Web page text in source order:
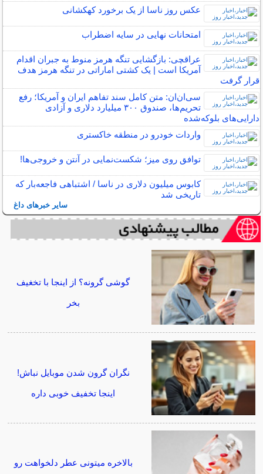
عکس روز ناسا از یک برخورد کهکشانی
امتحانات نهایی در سایه اضطراب
عراقچی: بازگشایی تنگه هرمز منوط به جبران اقدام
آمریکا است | یک کشتی اماراتی در تنگه هرمز هدف
قرار گرفت
سی‌ان‌ان: متن کامل سند تفاهم ایران و آمریکا؛ رفع
تحریم‌ها، صندوق ۳۰۰ میلیارد دلاری و آزادی
دارایی‌های بلوکه‌شده
واردات خودرو در منطقه خاکستری
توافق روی میز؛ شکست‌نمایی در آنتن و خروجی‌ها!
کابوس میلیون دلاری در ناسا / اشتباهی فاجعه‌بار که
تاریخی شد
سایر خبرهای داغ
گوشی گرونه؟ از اینجا با تخغیف
بخر
نگران گرون شدن موبایل نباش!
اینجا تخفیف خوبی داره
بالاخره میتونی عطر دلخواهت رو